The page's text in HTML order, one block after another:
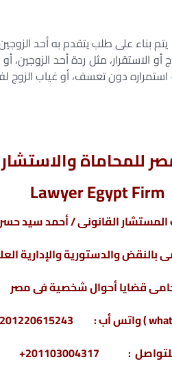
يتم بناء على طلب يتقدم به أحد
الاستقرار، مثل ردة أحد
دون تعسف، أو غياب الزوج
Lawyer Egypt Firm
القانونى / أحمد سيد
بالنقض والدستورية والإدارية
قضايا أحوال شخصية فى مصر
: 201103004317+